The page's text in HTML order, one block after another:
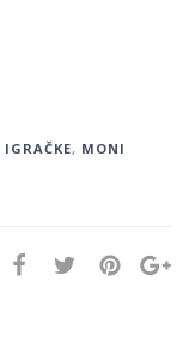
IGRAČKE, MONI